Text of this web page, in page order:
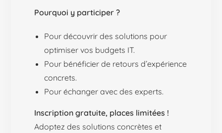
Pourquoi y participer ?
Pour découvrir des solutions pour
optimiser vos budgets IT.
Pour bénéficier de retours d’expérience
concrets.
Pour échanger avec des experts.
Inscription gratuite, places limitées !
Adoptez des solutions concrètes et